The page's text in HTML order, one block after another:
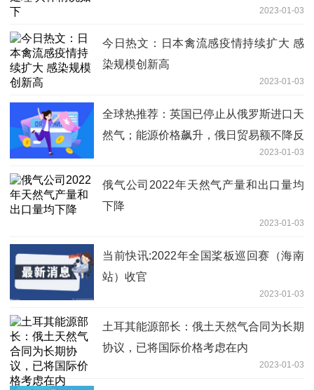
2023-01-03
今日热文：日本禽流感疫情持续扩大 感
染规模创新高
2023-01-03
全球热推荐：英国已停止从俄罗斯进口天
然气；能源价格飙升，俄日贸易额不降反
2023-01-03
俄气公司2022年天然气产量和出口量均
下降
2023-01-03
当前快讯:2022年全国桨板巡回赛（海南
站）收官
2023-01-03
土耳其能源部长：俄土天然气合同为长期
协议，已将国际价格考虑在内
2023-01-03